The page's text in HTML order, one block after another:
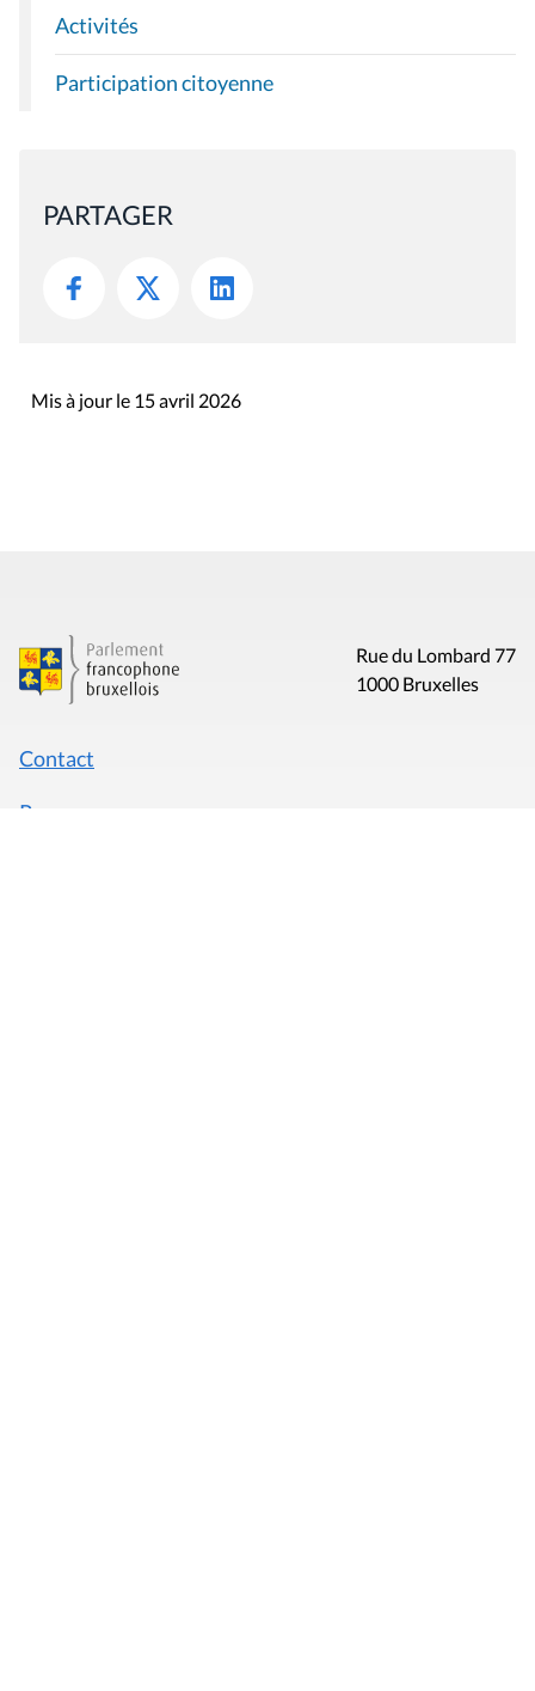
Activités
Participation citoyenne
PARTAGER
Mis à jour le 15 avril 2026
Rue du Lombard 77
1000 Bruxelles
Contact
Presse